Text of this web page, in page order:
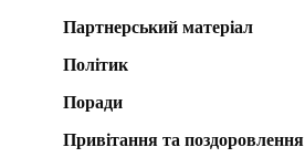
Партнерський матеріал
Політик
Поради
Привітання та поздоровлення